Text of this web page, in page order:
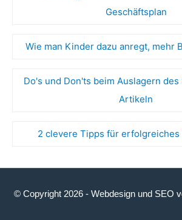
Geschäftsplan
Wie man Kinder dazu anregt, mehr
Do's und Don'ts beim Auslagern
Artikeln
2 clevere Tipps für
© Copyright 2026 - Webdesignund SEO